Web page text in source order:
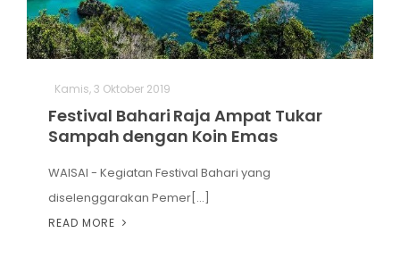
Kamis, 3 Oktober 2019
Festival Bahari Raja Ampat Tukar
Sampah dengan Koin Emas
WAISAI - Kegiatan Festival Bahari yang
diselenggarakan Pemer[...]
READ MORE